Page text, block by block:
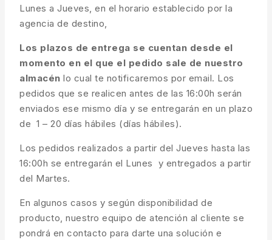
Lunes a Jueves, en el horario establecido por la
agencia de destino,
Los plazos de entrega se cuentan desde el
momento en el que el pedido sale de nuestro
almacén lo cual te notificaremos por email. Los
pedidos que se realicen antes de las 16:00h serán
enviados ese mismo día y se entregarán en un plazo
de 1 – 20 días hábiles (días hábiles).
Los pedidos realizados a partir del Jueves hasta las
16:00h se entregarán el Lunes y entregados a partir
del Martes.
En algunos casos y según disponibilidad de
producto, nuestro equipo de atención al cliente se
pondrá en contacto para darte una solución e